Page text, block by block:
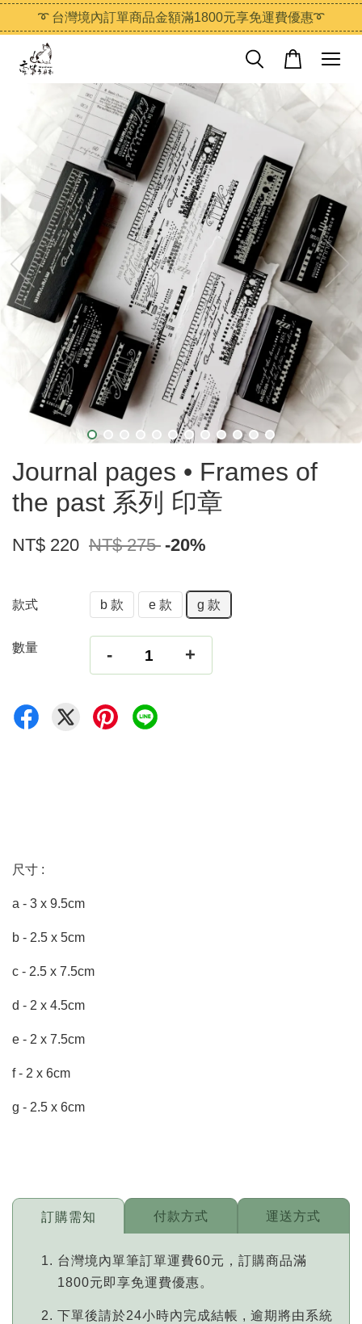
➰ 台灣境內訂單商品金額滿1800元享免運費優惠➰
Journal pages • Frames of
the past 系列 印章
NT$ 220 NT$ 275 -20%
款式 b 款 e 款 g 款
數量 - +
尺寸 :
a - 3 x 9.5cm
b - 2.5 x 5cm
c - 2.5 x 7.5cm
d - 2 x 4.5cm
e - 2 x 7.5cm
f - 2 x 6cm
g - 2.5 x 6cm
訂購需知
台灣境內單筆訂單運費60元，訂購商品滿
1800元即享免運費優惠。
下單後請於24小時內完成結帳 , 逾期將由系統
付款方式 運送方式